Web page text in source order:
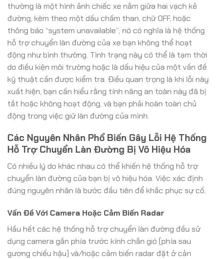
thường là một hình ảnh chiếc xe nằm giữa hai vạch kẻ
đường, kèm theo một dấu chấm than, chữ OFF, hoặc
thông báo “system unavailable”, nó có nghĩa là hệ thống
hỗ trợ chuyển làn đường của xe bạn không thể hoạt
động như bình thường. Tình trạng này có thể là tạm thời
do điều kiện môi trường hoặc là dấu hiệu của một vấn đề
kỹ thuật cần được kiểm tra. Điều quan trọng là khi lỗi này
xuất hiện, bạn cần hiểu rằng tính năng an toàn này đã bị
tắt hoặc không hoạt động, và bạn phải hoàn toàn chủ
động trong việc giữ làn đường của mình.
Các Nguyên Nhân Phổ Biến Gây Lỗi Hệ Thống
Hỗ Trợ Chuyển Làn Đường Bị Vô Hiệu Hóa
Có nhiều lý do khác nhau có thể khiến hệ thống hỗ trợ
chuyển làn đường của bạn bị vô hiệu hóa. Việc xác định
đúng nguyên nhân là bước đầu tiên để khắc phục sự cố.
Vấn Đề Với Camera Hoặc Cảm Biến Radar
Hầu hết các hệ thống hỗ trợ chuyển làn đường đều sử
dụng camera gắn phía trước kính chắn gió (phía sau
gương chiếu hậu) và/hoặc cảm biến radar đặt ở cản